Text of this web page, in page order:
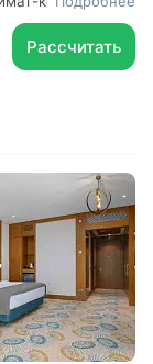
Туалетный
Гостиничная
Рассчитать